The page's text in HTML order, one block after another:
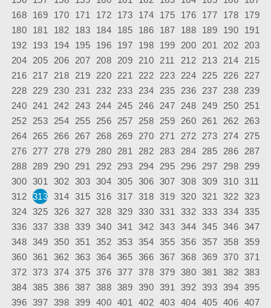
168
169 170 171 172 173 174 175 176 177 178
179
180
181 182 183 184 185 186 187 188 189 190
191
192
193 194 195 196 197 198 199 200 201 202
203
204
205 206 207 208 209 210 211 212 213 214
215
216
217 218 219 220 221 222 223 224 225 226
227
228
229 230 231 232 233 234 235 236 237 238
239
240
241 242 243 244 245 246 247 248 249 250
251
252
253 254 255 256 257 258 259 260 261 262
263
264
265 266 267 268 269 270 271 272 273 274
275
276
277 278 279 280 281 282 283 284 285 286
287
288
289 290 291 292 293 294 295 296 297 298
299
300 301 302 303 304 305 306 307 308 309 310
311
312 313 314 315 316 317 318 319 320 321 322 323
324 325 326 327 328 329 330 331 332 333 334 335
336 337 338 339 340 341 342 343 344 345 346 347
348 349 350 351 352 353 354 355 356 357 358 359
360 361 362 363 364 365 366 367 368 369 370 371
372 373 374 375 376 377 378 379 380 381 382 383
384 385 386 387 388 389 390 391 392 393 394 395
396 397 398 399 400 401 402 403 404 405 406 407